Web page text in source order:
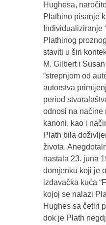
Hughesa,
Plathino pisanje
Individualiziranje
Plathinog
staviti u širi
M. Gilbert i
“strepnjom od
autorstva
period
odnosi na načine
kanoni, kao i
Plath bila
života.
nastala 23. juna
domjenku koji je
izdavačka kuća
kojoj se nalazi
Hughes sa četiri
dok je Plath